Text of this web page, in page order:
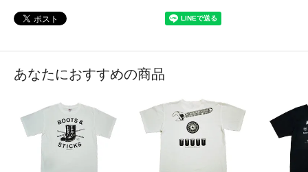
あなたにおすすめの商品